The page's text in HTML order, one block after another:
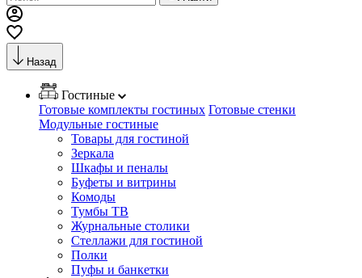
Назад
Гостиные
Готовые комплекты гостиных Готовые стенки
Модульные гостиные
Товары для гостиной
Зеркала
Шкафы и пеналы
Буфеты и витрины
Комоды
Тумбы ТВ
Журнальные столики
Стеллажи для гостиной
Полки
Пуфы и банкетки